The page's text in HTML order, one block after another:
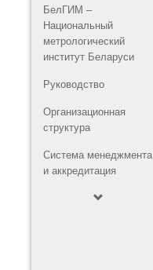
БелГИМ –
Национальный
метрологический
институт Беларуси
Руководство
Организационная
структура
Система менеджмента
и аккредитация